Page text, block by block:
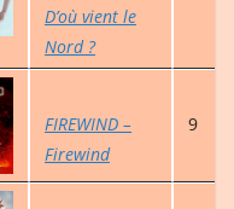
D’où vient le
Nord ?
FIREWIND –
Firewind
9